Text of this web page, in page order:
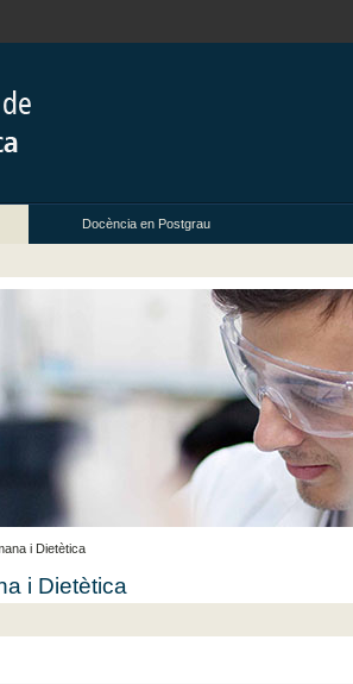
Docència en Postgrau
i Dietètica
i Dietètica